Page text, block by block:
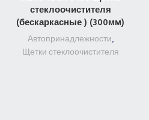
стеклоочистителя
(бескаркасные ) (300мм)
Автопринадлежности,
Щетки стеклоочистителя